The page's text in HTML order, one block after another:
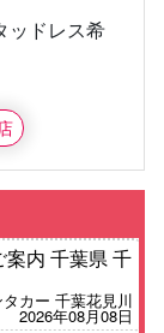
ッドレス希
内 千葉県 千
カー 千葉花見川
2026年08月08日